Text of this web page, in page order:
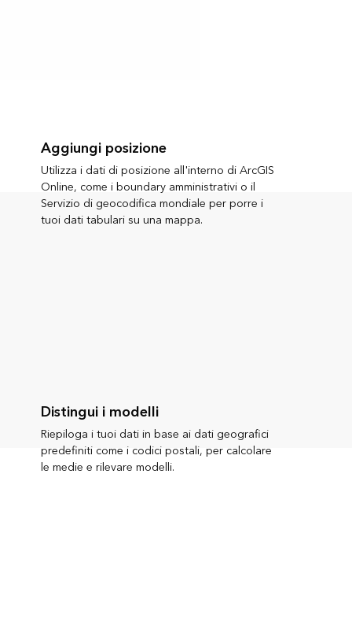
Aggiungi posizione
Utilizza i dati di posizione all'interno di ArcGIS
Online, come i boundary amministrativi o il
Servizio di geocodifica mondiale per porre i
tuoi dati tabulari su una mappa.
Distingui i modelli
Riepiloga i tuoi dati in base ai dati geografici
predefiniti come i codici postali, per calcolare
le medie e rilevare modelli.